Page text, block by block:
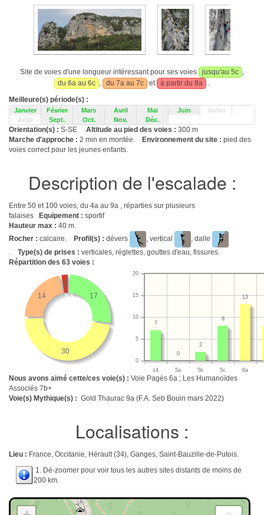
Site de voies d'une longueur intéressant pour ses voies jusqu'au 5c ,
du 6a au 6c , du 7a au 7c et à partir du 8a
.
Meilleure(s) période(s) :
Janvier Février Mars Avril Mai Juin
Juillet
Août
Sept. Oct. Nov. Déc.
Orientation(s) : S-SE Altitude au pied des voies : 300 m
Marche d'approche : 2 min en montée. Environnement du site : pied des
voies correct pour les jeunes enfants.
Description de l'escalade :
Entre 50 et 100 voies, du 4a au 9a , réparties sur plusieurs
falaises
Equipement : sportif
Hauteur max : 40 m.
Rocher : calcaire. Profil(s) : dévers , vertical
, dalle
. Type(s) de prises : verticales, réglettes, gouttes d'eau, fissures.
Répartition des 63 voies :
17
30
14
2
≤4 5a 5b 5c 6a
0
5
10
15
20
13
8
2
0
7
Nous avons aimé cette/ces voie(s) : Voie Pagès 6a ; Les Humanoïdes
Associés 7b+
Voie(s) Mythique(s) : Gold Thaurac 9a (F.A. Seb Bouin mars 2022)
Localisations :
Lieu : France, Occitanie, Hérault (34), Ganges, Saint-Bauzille-de-Putois.
1. Dé-zoomer pour voir tous les autres sites distants de moins de
200 km.